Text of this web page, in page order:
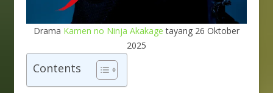
Drama Kamen no Ninja Akakage tayang 26 Oktober
2025
Contents